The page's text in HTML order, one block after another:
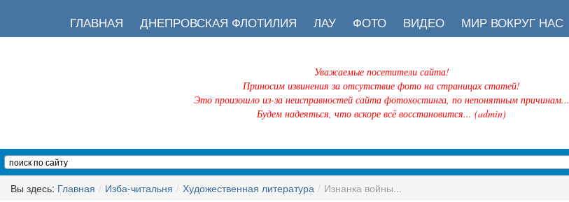
ГЛАВНАЯ ДНЕПРОВСКАЯ ФЛОТИЛИЯ ЛАУ ФОТО ВИДЕО МИР ВОКРУГ НАС
Уважаемые посетители сайта!
Приносим извинения за отсутствие фото на страницах статей!
Это произошло из-за неисправностей сайта фотохостинга, по непонятным причинам...
Будем надеяться, что вскоре всё восстановится... (admin)
Вы здесь: Главная / Изба-читальня / Художественная литература / Изнанка войны...